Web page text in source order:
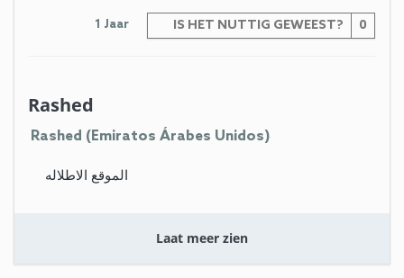
IS HET NUTTIG GEWEEST? 0
1 Jaar
Rashed
Rashed (Emiratos Árabes Unidos)
الموقع الاطلاله
Laat meer zien